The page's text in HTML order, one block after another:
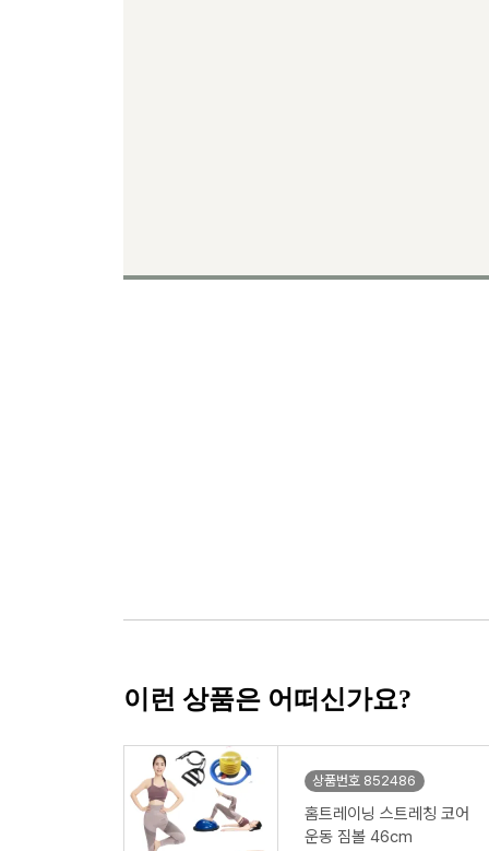
이런 상품은 어떠신가요?
상품번호 852486
홈트레이닝 스트레칭 코어
운동 짐볼 46cm